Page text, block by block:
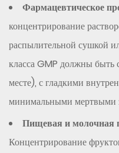
Фармацевтическое
концентрирование
распылительной сушкой
класса GMP должны быть
месте), с гладкими
минимальными мертвыми
Пищевая и молочная
Концентрирование